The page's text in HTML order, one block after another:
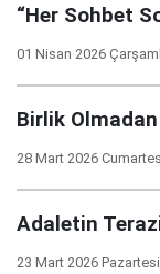
“Her Sohbet
01 Nisan 2026
Birlik
28 Mart 2026
Adaletin
23 Mart 2026